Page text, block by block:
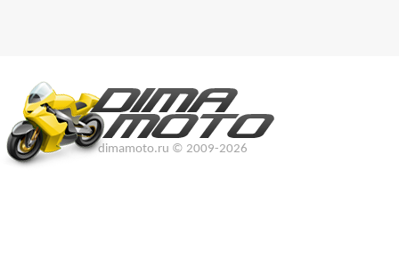
dimamoto.ru © 2009-2026